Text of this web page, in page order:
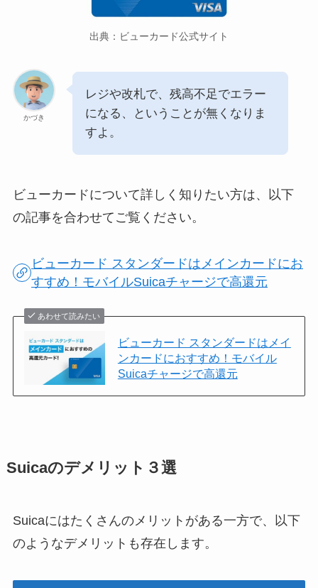
出典：ビューカード公式サイト
かづき
レジや改札で、残高不足でエラー
になる、ということが無くなりま
すよ。
ビューカードについて詳しく知りたい方は、以下
の記事を合わせてご覧ください。
ビューカード スタンダードはメインカードにお
すすめ！モバイルSuicaチャージで高還元
あわせて読みたい
ビューカード スタンダードはメイ
ンカードにおすすめ！モバイル
Suicaチャージで高還元
Suicaのデメリット３選
Suicaにはたくさんのメリットがある一方で、以下
のようなデメリットも存在します。